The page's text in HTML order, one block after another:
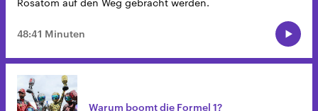
Rosatom auf den Weg gebracht werden.
48:41 Minuten
Warum boomt die Formel 1?